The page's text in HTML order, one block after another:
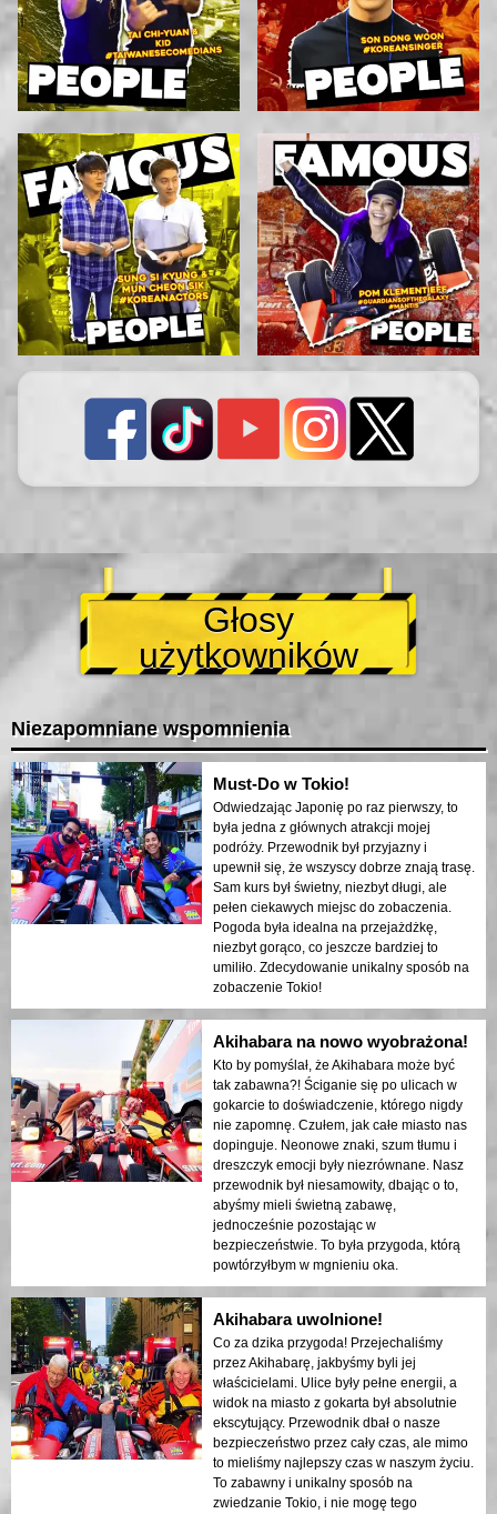
Głosy
użytkowników
Niezapomniane wspomnienia
Must-Do w Tokio!
Odwiedzając Japonię po raz pierwszy, to
była jedna z głównych atrakcji mojej
podróży. Przewodnik był przyjazny i
upewnił się, że wszyscy dobrze znają trasę.
Sam kurs był świetny, niezbyt długi, ale
pełen ciekawych miejsc do zobaczenia.
Pogoda była idealna na przejażdżkę,
niezbyt gorąco, co jeszcze bardziej to
umiliło. Zdecydowanie unikalny sposób na
zobaczenie Tokio!
Akihabara na nowo wyobrażona!
Kto by pomyślał, że Akihabara może być
tak zabawna?! Ściganie się po ulicach w
gokarcie to doświadczenie, którego nigdy
nie zapomnę. Czułem, jak całe miasto nas
dopinguje. Neonowe znaki, szum tłumu i
dreszczyk emocji były niezrównane. Nasz
przewodnik był niesamowity, dbając o to,
abyśmy mieli świetną zabawę,
jednocześnie pozostając w
bezpieczeństwie. To była przygoda, którą
powtórzyłbym w mgnieniu oka.
Akihabara uwolnione!
Co za dzika przygoda! Przejechaliśmy
przez Akihabarę, jakbyśmy byli jej
właścicielami. Ulice były pełne energii, a
widok na miasto z gokarta był absolutnie
ekscytujący. Przewodnik dbał o nasze
bezpieczeństwo przez cały czas, ale mimo
to mieliśmy najlepszy czas w naszym życiu.
To zabawny i unikalny sposób na
zwiedzanie Tokio, i nie mogę tego